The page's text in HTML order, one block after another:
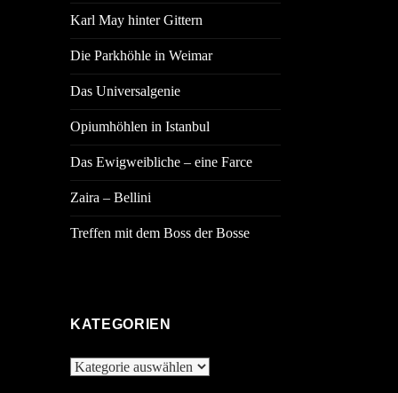
Karl May hinter Gittern
Die Parkhöhle in Weimar
Das Universalgenie
Opiumhöhlen in Istanbul
Das Ewigweibliche – eine Farce
Zaira – Bellini
Treffen mit dem Boss der Bosse
KATEGORIEN
Kategorien